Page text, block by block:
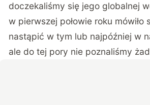
doczekaliśmy się jego globalnej
w pierwszej połowie roku mówiło
nastąpić w tym lub najpóźniej w
ale do tej pory nie poznaliśmy